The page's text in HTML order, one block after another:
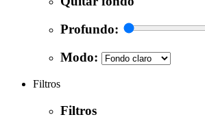
Profundo:
Modo:
Filtros
Filtros